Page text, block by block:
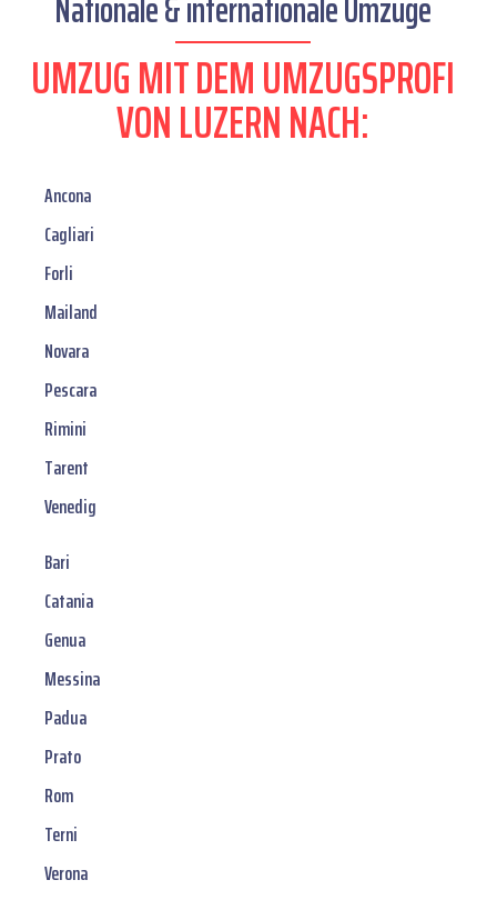
UMZUG MIT DEM UMZUGSPROFI
VON LUZERN NACH:
Ancona
Cagliari
Forli
Mailand
Novara
Pescara
Rimini
Tarent
Venedig
Bari
Catania
Genua
Messina
Padua
Prato
Rom
Terni
Verona